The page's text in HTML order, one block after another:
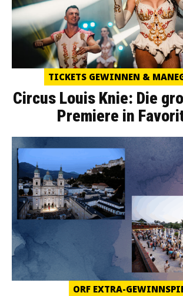
TICKETS GEWINNEN &
Circus Louis Knie: Die
Premiere in
ORF EXTRA-